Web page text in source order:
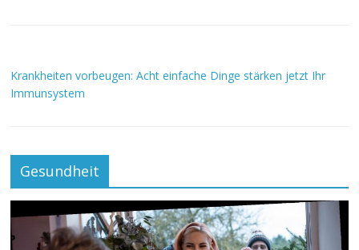
Krankheiten vorbeugen: Acht einfache Dinge stärken jetzt Ihr
Immunsystem
Gesundheit